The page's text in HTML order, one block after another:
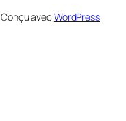
Conçu avec WordPress